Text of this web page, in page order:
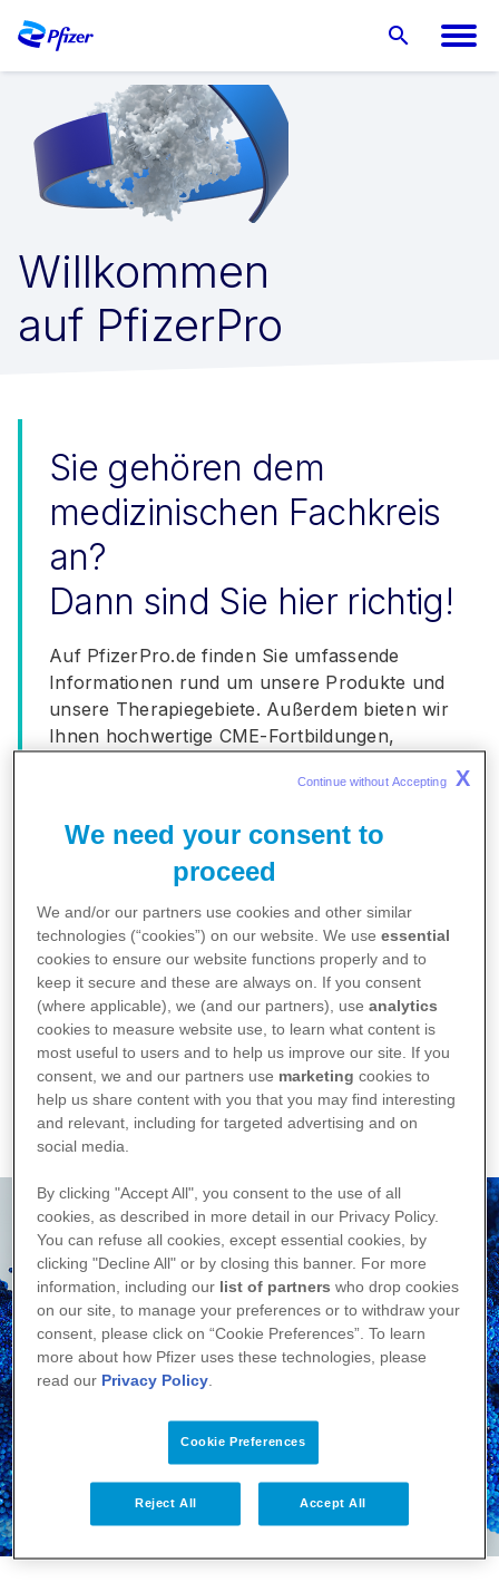
Willkommen
auf PfizerPro
Sie gehören dem
medizinischen Fachkreis
an?
Dann sind Sie hier richtig!
Auf PfizerPro.de finden Sie umfassende
Informationen rund um unsere Produkte und
unsere Therapiegebiete. Außerdem bieten wir
Ihnen hochwertige CME-Fortbildungen,
für Sie und Ihre Patient:innen.
Produkte
Therapiegebiete
Materialien
News
Fortbildungen & CME
PfizerPro bietet Ihnen
umfassende Informationen rund
um Ihre Herausforderungen im
We need your consent to
proceed
We and/or our partners use cookies and other similar
technologies (“cookies”) on our website. We useessential
cookies to ensure our website functions properly and to
keep it secure and these are always on. If you consent
(where applicable), we (and our partners), useanalytics
cookies to measure website use, to learn what content is
most useful to users and to help us improve our site. If you
consent, we and our partners use marketing cookies to
help us share content with you that you may find interesting
and relevant, including for targeted advertising and on
social media.
By clicking "Accept All", you consent to the use of all
cookies, as described in more detail in our Privacy Policy.
You can refuse all cookies, except essential cookies, by
clicking "Decline All" or by closing this banner. For more
information, including our list of partners who drop cookies
on our site, to manage your preferences or to withdraw your
consent, please click on “Cookie Preferences”. To learn
more about how Pfizer uses these technologies, please
read our Privacy Policy
Cookie Preferences
Reject All Accept All
Continue without Accepting X